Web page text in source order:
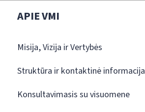
APIE VMI
Misija, Vizija ir Vertybės
Struktūra ir kontaktinė informacija
Konsultavimasis su visuomene